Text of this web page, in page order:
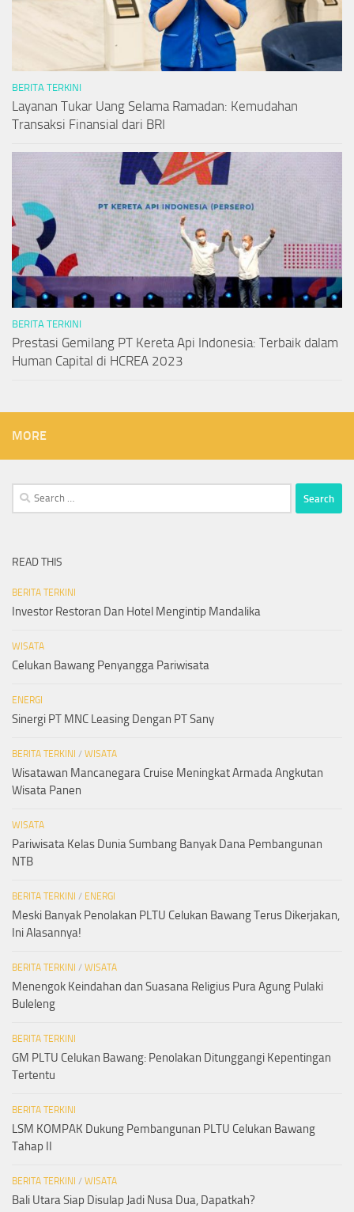
BERITA TERKINI
Layanan Tukar Uang Selama Ramadan: Kemudahan
Transaksi Finansial dari BRI
BERITA TERKINI
Prestasi Gemilang PT Kereta Api Indonesia: Terbaik dalam
Human Capital di HCREA 2023
MORE
Search
for:
READ THIS
BERITA TERKINI
Investor Restoran Dan Hotel Mengintip Mandalika
WISATA
Celukan Bawang Penyangga Pariwisata
ENERGI
Sinergi PT MNC Leasing Dengan PT Sany
BERITA TERKINI / WISATA
Wisatawan Mancanegara Cruise Meningkat Armada Angkutan
Wisata Panen
WISATA
Pariwisata Kelas Dunia Sumbang Banyak Dana Pembangunan
NTB
BERITA TERKINI / ENERGI
Meski Banyak Penolakan PLTU Celukan Bawang Terus Dikerjakan,
Ini Alasannya!
BERITA TERKINI / WISATA
Menengok Keindahan dan Suasana Religius Pura Agung Pulaki
Buleleng
BERITA TERKINI
GM PLTU Celukan Bawang: Penolakan Ditunggangi Kepentingan
Tertentu
BERITA TERKINI
LSM KOMPAK Dukung Pembangunan PLTU Celukan Bawang
Tahap II
BERITA TERKINI / WISATA
Bali Utara Siap Disulap Jadi Nusa Dua, Dapatkah?